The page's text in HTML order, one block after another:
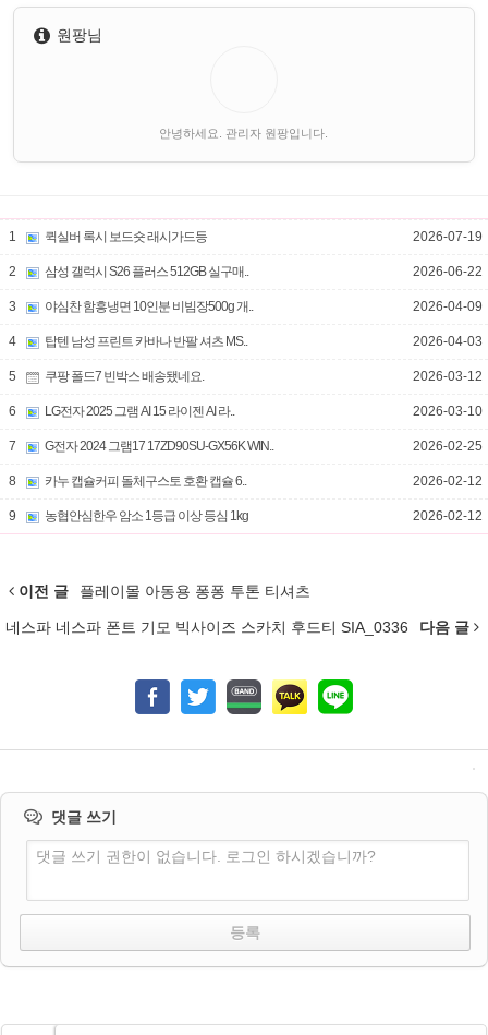
원팡님
안녕하세요. 관리자 원팡입니다.
1 퀵실버 록시 보드숏 래시가드등 2026-07-19
2 삼성 갤럭시 S26 플러스 512GB 실구매.. 2026-06-22
3 야심찬 함흥냉면 10인분 비빔장500g 개.. 2026-04-09
4 탑텐 남성 프린트 카바나 반팔 셔츠 MS.. 2026-04-03
5 쿠팡 폴드7 빈박스 배송됐네요. 2026-03-12
6 LG전자 2025 그램 AI 15 라이젠 AI 라.. 2026-03-10
7 G전자 2024 그램17 17ZD90SU-GX56K WIN.. 2026-02-25
8 카누 캡슐커피 돌체구스토 호환 캡슐 6.. 2026-02-12
9 농협안심한우 암소 1등급 이상 등심 1kg 2026-02-12
이전 글 플레이몰 아동용 퐁퐁 투톤 티셔츠
네스파 네스파 폰트 기모 빅사이즈 스카치 후드티 SIA_0336 다음 글
댓글 쓰기
댓글 쓰기 권한이 없습니다. 로그인 하시겠습니까?